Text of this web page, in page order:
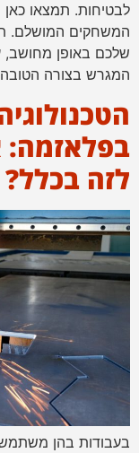
לבטיחות. תמצאו
המשחקים המושלם.
שלכם באופן
המגרש בצורה
בפלאזמה:
לזה בכלל?
בעבודות בהן